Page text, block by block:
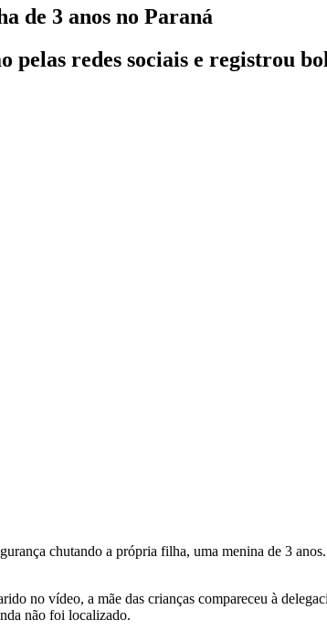
de 3 anos no Paraná
pelas redes sociais e registrou
chutando a própria filha, uma menina de 3
no vídeo, a mãe das crianças compareceu à
não foi localizado.